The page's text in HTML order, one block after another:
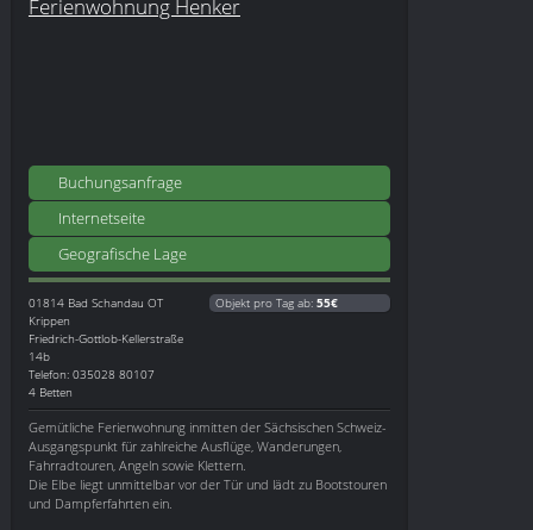
Ferienwohnung Henker
Buchungsanfrage
Internetseite
Geografische Lage
01814 Bad Schandau OT
Krippen
Friedrich-Gottlob-Kellerstraße
14b
Telefon: 035028 80107
4 Betten
Objekt pro Tag ab: 55€
Gemütliche Ferienwohnung inmitten der Sächsischen Schweiz-
Ausgangspunkt für zahlreiche Ausflüge, Wanderungen,
Fahrradtouren, Angeln sowie Klettern.
Die Elbe liegt unmittelbar vor der Tür und lädt zu Bootstouren
und Dampferfahrten ein.